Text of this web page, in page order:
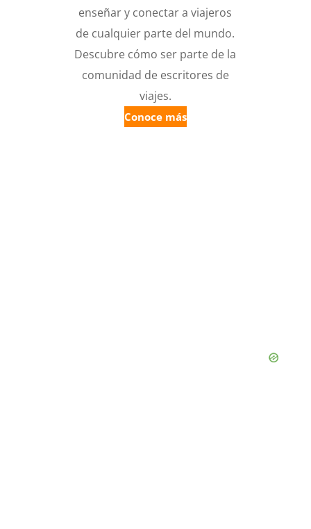
enseñar y conectar a viajeros
de cualquier parte del mundo.
Descubre cómo ser parte de la
comunidad de escritores de
viajes.
Conoce más